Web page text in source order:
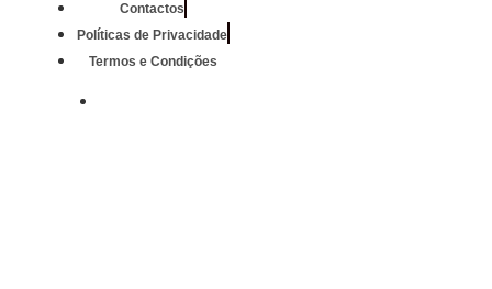
Contactos
Políticas de Privacidade
Termos e Condições